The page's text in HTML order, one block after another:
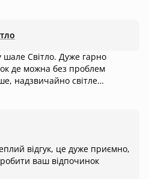
спорядження, місцеве таксі.
фермерські продукти, доставка
для пікніка чи багаття
на складний маршрут),
класи. Дякуємо за
шале Світло. Дуже гарно
де можна без проблем
надзвичайно світле
з можливістю спостерігати
продумана кількість приладдя.
камін без проблем зігріє
Щодо доїзду то низьке
а загалом все супер.
відгук, це дуже приємно,
ваш відпочинок